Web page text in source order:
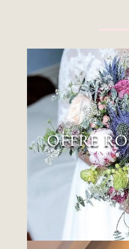
OFFRE
OFFRE
EN